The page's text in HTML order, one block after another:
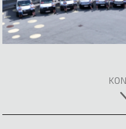
Lea Oberparleiter
Fachberaterin
05522 51722